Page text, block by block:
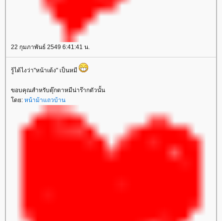
22 กุมภาพันธ์ 2549 6:41:41 น.
รู้ได้ไงว่า"หน้าเด้ง" เป็นหมี
ขอบคุณสำหรับตุ๊กตาหมีน่าร๊ากตัวนั้น
ดย: หน้าม้าแถวบ้าน